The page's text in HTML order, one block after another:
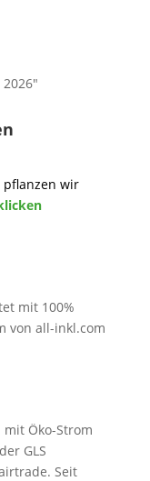
pflanzen wir
Öko-Strom
GLS
Seit